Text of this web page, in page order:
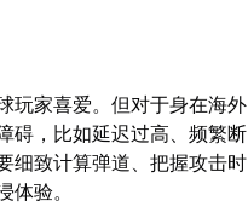
玩家喜爱。但对于身在海外
碍，比如延迟过高、频繁断
细致计算弹道、把握攻击时
验。